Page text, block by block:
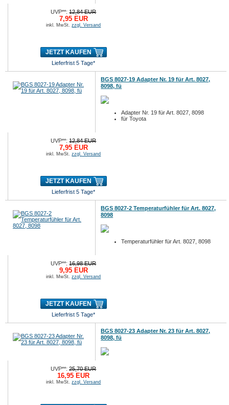
UVP**:12,84 EUR
7,95 EUR
inkl. MwSt.zzgl. Versand
JETZT KAUFEN
Lieferfrist 5 Tage*
BGS 8027-19 Adapter Nr. 19 für Art. 8027,
8098, fü
Adapter Nr. 19 für Art. 8027, 8098
für Toyota
UVP**:12,84 EUR
7,95 EUR
inkl. MwSt.zzgl. Versand
JETZT KAUFEN
Lieferfrist 5 Tage*
BGS 8027-2 Temperaturfühler für Art. 8027,
8098
Temperaturfühler für Art. 8027, 8098
UVP**:16,98 EUR
9,95 EUR
inkl. MwSt.zzgl. Versand
JETZT KAUFEN
Lieferfrist 5 Tage*
BGS 8027-23 Adapter Nr. 23 für Art. 8027,
8098, fü
UVP**:25,70 EUR
16,95 EUR
inkl. MwSt.zzgl. Versand